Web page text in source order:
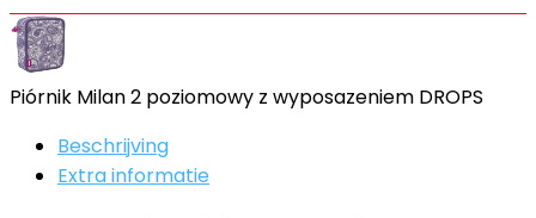
Piórnik Milan 2 poziomowy z wyposazeniem DROPS
Beschrijving
Extra informatie